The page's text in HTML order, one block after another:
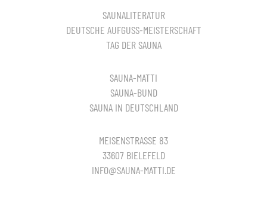
SAUNALITERATUR
DEUTSCHE AUFGUSS-MEISTERSCHAFT
TAG DER SAUNA
SAUNA-MATTI
SAUNA-BUND
SAUNA IN DEUTSCHLAND
MEISENSTRASSE 83
33607 BIELEFELD
INFO@SAUNA-MATTI.DE